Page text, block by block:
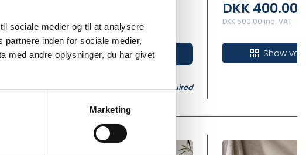
sociale medier og til at analysere
inden for sociale medier,
med andre oplysninger, du har givet
Marketing
required
DKK 700.00 inc. VAT
Buy now
Min. purchase of 4 Pcs required
DKK 400.00
DKK 500.00 inc. VAT
Show